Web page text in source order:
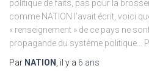
politique de faits, pas pour la
comme NATION l’avait écrit, voici
« renseignement » de ce pays ne
propagande du système politique…
Par NATION , il y a 6 ans